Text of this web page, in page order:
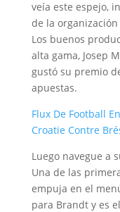
veía este espejo,
de la
Los buenos
alta gama, Josep
gustó su premio
apuestas.
Flux De Football
Croatie Contre
Luego navegue a
Una de las
empuja en el
para Brandt y es